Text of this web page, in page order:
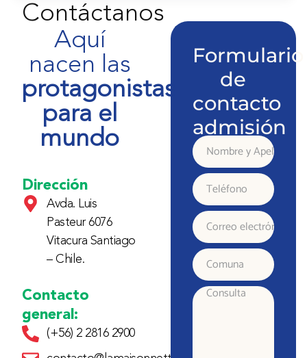
Contáctanos
Aquí
nacen las
protagonistas
para el
mundo
Dirección
Avda. Luis
Pasteur 6076
Vitacura Santiago
– Chile.
Contacto
general:
(+56) 2 2816 2900
Formulario
de
contacto
admisión
Nombre
y
Apellido
Teléfono
Correo
electrónico
Comuna
Consulta